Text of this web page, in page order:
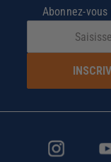
Abonnez-